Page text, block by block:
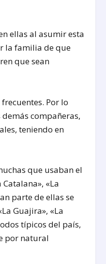
ellas al asumir esta
la familia de que
que sean
Por lo
compañeras,
teniendo en
que usaban el
«La
parte de ellas se
Guajira», «La
típicos del país,
por natural